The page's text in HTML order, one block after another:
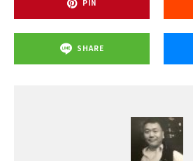
PIN
SHARE